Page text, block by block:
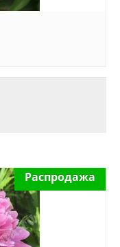
Распродажа